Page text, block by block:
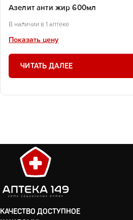
Азелит анти жир 600мл
В наличии в 1 аптеке
Показать цену
ЧИТАТЬ ДАЛЕЕ
КАЧЕСТВО ДОСТУПНОЕ